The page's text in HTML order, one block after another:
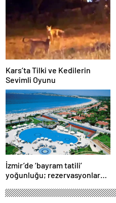
Kars’ta Tilki ve Kedilerin
Sevimli Oyunu
İzmir’de ‘bayram tatili’
yoğunluğu; rezervasyonlar